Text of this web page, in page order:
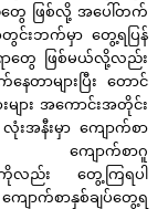
ေ ဖြစ်လို့ အပေါ်တက်
းဘက်မှာ တွေ့ရပြန်
တွေ ဖြစ်မယ်လို့လည်း
ေတာများပြီး တောင်
ျား အကောင်းအတိုင်း
းအနီးမှာ ကျောက်စာ
ကျောက်စာဂူ
လည်း တွေ့ကြရပါ
ောက်စာနှစ်ချပ်တွေ့ရ